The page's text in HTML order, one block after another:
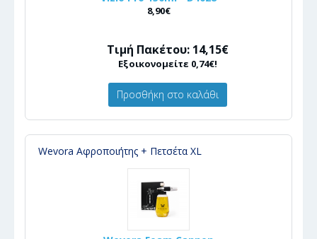
8,90€
Τιμή Πακέτου: 14,15€
Εξοικονομείτε 0,74€!
Προσθήκη στο καλάθι
Wevora Αφροποιήτης + Πετσέτα XL